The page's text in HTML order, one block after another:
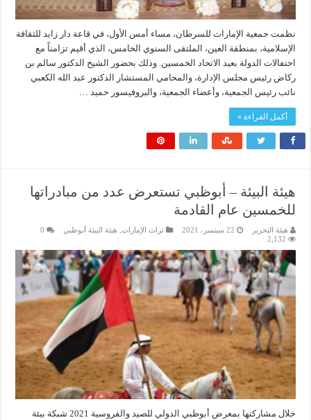
نظمت جمعية الإمارات للسرطان، مساء أمس الأول، في قاعة دار زايد للثقافة
الإسلامية، بمنطقة العين، الملتقى السنوي الخامس، الذي أقيم تزامناً مع
احتفالات الدولة بعيد الاتحاد الخمسين. وذلك بحضور الشيخ الدكتور سالم بن
ركاض رئيس مجلس الإدارة، والمحامي المستشار الدكتور عبد الله الكعبي
نائب رئيس الجمعية، وأعضاء الجمعية، والبروفيسور حميد …
أكمل القراءة »
هيئة البيئة – أبوظبي تستعرض عدد من مبادراتها
للخمسين عام القادمة
هيئة التحرير 22 سبتمبر، 2021 تراث الإمارات, هيئة البيئة أبوظبي
0
2,132
خلال مشاركتها بمعرض أبوظبي الدولي للصيد والفروسية 2021 شبكة بيئة